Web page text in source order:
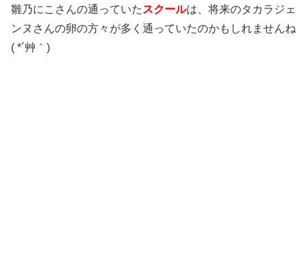
雛乃にこさんの通っていた スクールは、将来のタカラジェ
ンヌさんの卵の方々が多く通っていたのかもしれませんね
( *´艸｀)